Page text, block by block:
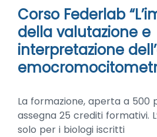
Corso Federlab
della valutazione e
interpretazione
La formazione, aperta a 500
assegna 25 crediti formativi.
solo per i biologi iscritti